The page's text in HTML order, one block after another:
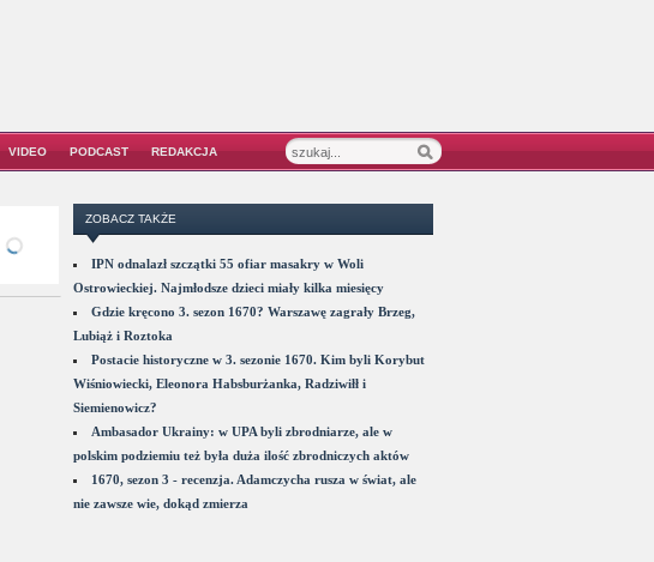
VIDEO PODCAST REDAKCJA
ZOBACZ TAKŻE
IPN odnalazł szczątki 55 ofiar masakry w Woli
Ostrowieckiej. Najmłodsze dzieci miały kilka miesięcy
Gdzie kręcono 3. sezon 1670? Warszawę zagrały Brzeg,
Lubiąż i Roztoka
Postacie historyczne w 3. sezonie 1670. Kim byli Korybut
Wiśniowiecki, Eleonora Habsburżanka, Radziwiłł i
Siemienowicz?
Ambasador Ukrainy: w UPA byli zbrodniarze, ale w
polskim podziemiu też była duża ilość zbrodniczych aktów
1670, sezon 3 - recenzja. Adamczycha rusza w świat, ale
nie zawsze wie, dokąd zmierza